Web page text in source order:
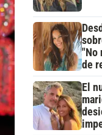
"No
de
El